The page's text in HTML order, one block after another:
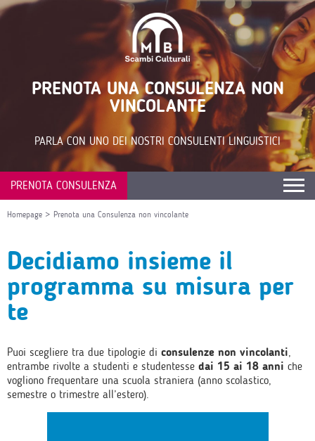
PRENOTA UNA CONSULENZA NON
VINCOLANTE
PARLA CON UNO DEI NOSTRI CONSULENTI LINGUISTICI
PRENOTA CONSULENZA
Homepage > Prenota una Consulenza non vincolante
Decidiamo insieme il
programma su misura per
te
Puoi scegliere tra due tipologie di consulenze non vincolanti,
entrambe rivolte a studenti e studentesse dai 15 ai 18 anni che
vogliono frequentare una scuola straniera (anno scolastico,
semestre o trimestre all’estero).